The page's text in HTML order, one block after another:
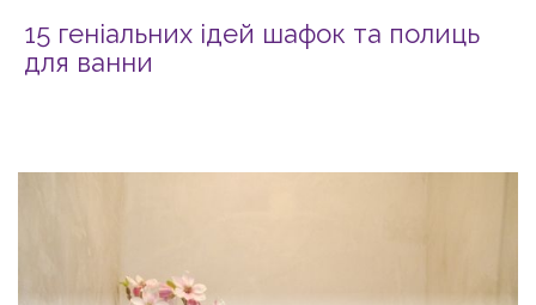
15 геніальних ідей шафок та полиць
для ванни